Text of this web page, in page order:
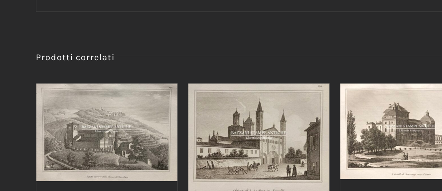
Prodotti correlati
AGGIUNGI AL CARRELLO
/
DETTAGLI
AGGIUNGI AL CARRELLO
DETTAGLI
AGGIUNGI AL CARRELLO
DETTAGLI